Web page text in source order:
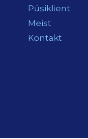
Püsiklient
Meist
Kontakt